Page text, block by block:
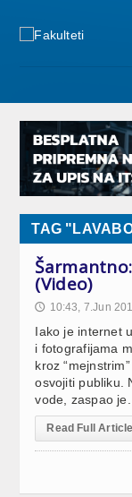
TAG
(Video)
🕔 10:43, 7.Jun
Iako je internet
i fotografijama
kroz
osvojiti publiku.
vode, zaspao
Read Full Article